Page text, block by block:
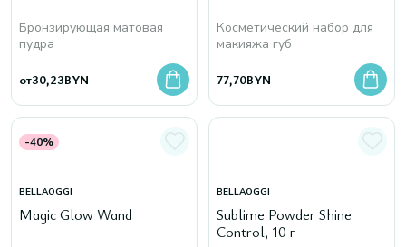
Бронзирующая матовая
пудра
от30,23BYN
Косметический набор для
макияжа губ
77,70BYN
-40%
BELLAOGGI
Magic Glow Wand
BELLAOGGI
Sublime Powder Shine
Control, 10 г